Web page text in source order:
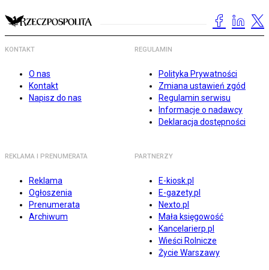
KONTAKT
O nas
Kontakt
Napisz do nas
REGULAMIN
Polityka Prywatności
Zmiana ustawień zgód
Regulamin serwisu
Informacje o nadawcy
Deklaracja dostępności
REKLAMA I PRENUMERATA
Reklama
Ogłoszenia
Prenumerata
Archiwum
PARTNERZY
E-kiosk.pl
E-gazety.pl
Nexto.pl
Mała księgowość
Kancelarierp.pl
Wieści Rolnicze
Życie Warszawy